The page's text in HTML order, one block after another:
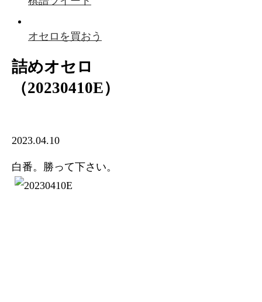
オセロを買おう
詰めオセロ
（20230410E）
2023.04.10
白番。勝って下さい。